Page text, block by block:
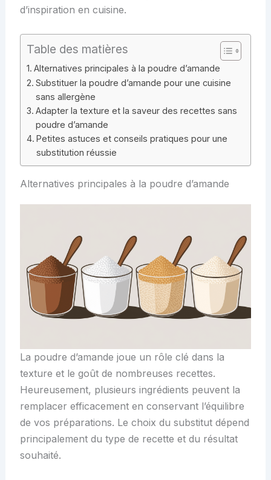
d’inspiration en cuisine.
Table des matières
Alternatives principales à la poudre d’amande
Substituer la poudre d’amande pour une cuisine
sans allergène
Adapter la texture et la saveur des recettes sans
poudre d’amande
Petites astuces et conseils pratiques pour une
substitution réussie
Alternatives principales à la poudre d’amande
La poudre d’amande joue un rôle clé dans la
texture et le goût de nombreuses recettes.
Heureusement, plusieurs ingrédients peuvent la
remplacer efficacement en conservant l’équilibre
de vos préparations. Le choix du substitut dépend
principalement du type de recette et du résultat
souhaité.